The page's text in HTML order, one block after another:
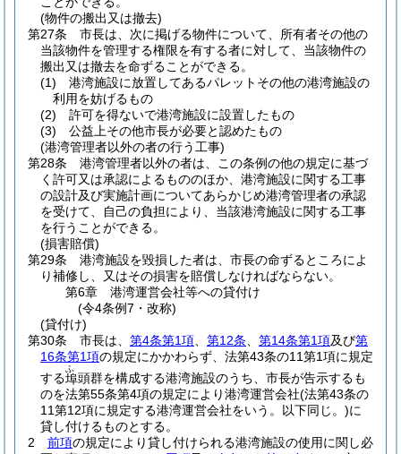
(物件の搬出又は撤去)
第27条
市長は、次に掲げる物件について、所有者その他の
当該物件を管理する権限を有する者に対して、当該物件の
搬出又は撤去を命ずることができる。
(1)
港湾施設に放置してあるパレットその他の港湾施設の
利用を妨げるもの
(2)
許可を得ないで港湾施設に設置したもの
(3)
公益上その他市長が必要と認めたもの
(港湾管理者以外の者の行う工事)
第28条
港湾管理者以外の者は、この条例の他の規定に基づ
く許可又は承認によるもののほか、港湾施設に関する工事
の設計及び実施計画についてあらかじめ港湾管理者の承認
を受けて、自己の負担により、当該港湾施設に関する工事
を行うことができる。
(損害賠償)
第29条
港湾施設を毀損した者は、市長の命ずるところによ
り補修し、又はその損害を賠償しなければならない。
第6章
港湾運営会社等への貸付け
(令4条例7・改称)
(貸付け)
第30条
市長は、 第4条第1項 第12条 第14条第1項及び第
16条第1項の規定にかかわらず、法第43条の11第1項に規定
する埠
ふ
頭群を構成する港湾施設のうち、市長が告示するも
のを法第55条第4項の規定により港湾運営会社(法第43条の
11第12項に規定する港湾運営会社をいう。以下同じ。)に
貸し付けるものとする。
2
前項の規定により貸し付けられる港湾施設の使用に関し必